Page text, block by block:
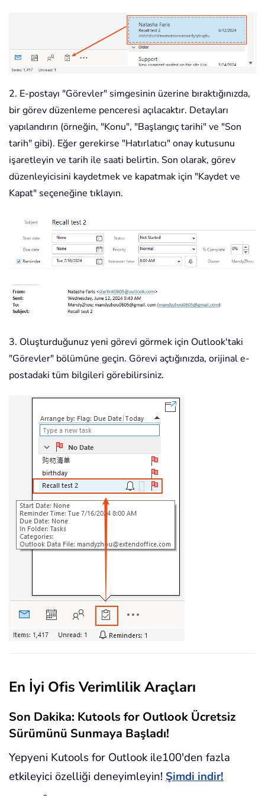
2. E-postayı "Görevler" simgesinin üzerine bıraktığınızda,
bir görev düzenleme penceresi açılacaktır. Detayları
yapılandırın (örneğin, "Konu", "Başlangıç tarihi" ve "Son
tarih" gibi). Eğer gerekirse "Hatırlatıcı" onay kutusunu
işaretleyin ve tarih ile saati belirtin. Son olarak, görev
düzenleyicisini kaydetmek ve kapatmak için "Kaydet ve
Kapat" seçeneğine tıklayın.
3. Oluşturduğunuz yeni görevi görmek için Outlook'taki
"Görevler" bölümüne geçin. Görevi açtığınızda, orijinal e-
postadaki tüm bilgileri görebilirsiniz.
En İyi Ofis Verimlilik Araçları
Son Dakika: Kutools for Outlook Ücretsiz
Sürümünü Sunmaya Başladı!
Yepyeni Kutools for Outlook ile100'den fazla
etkileyici özelliği deneyimleyin! Şimdi indir!